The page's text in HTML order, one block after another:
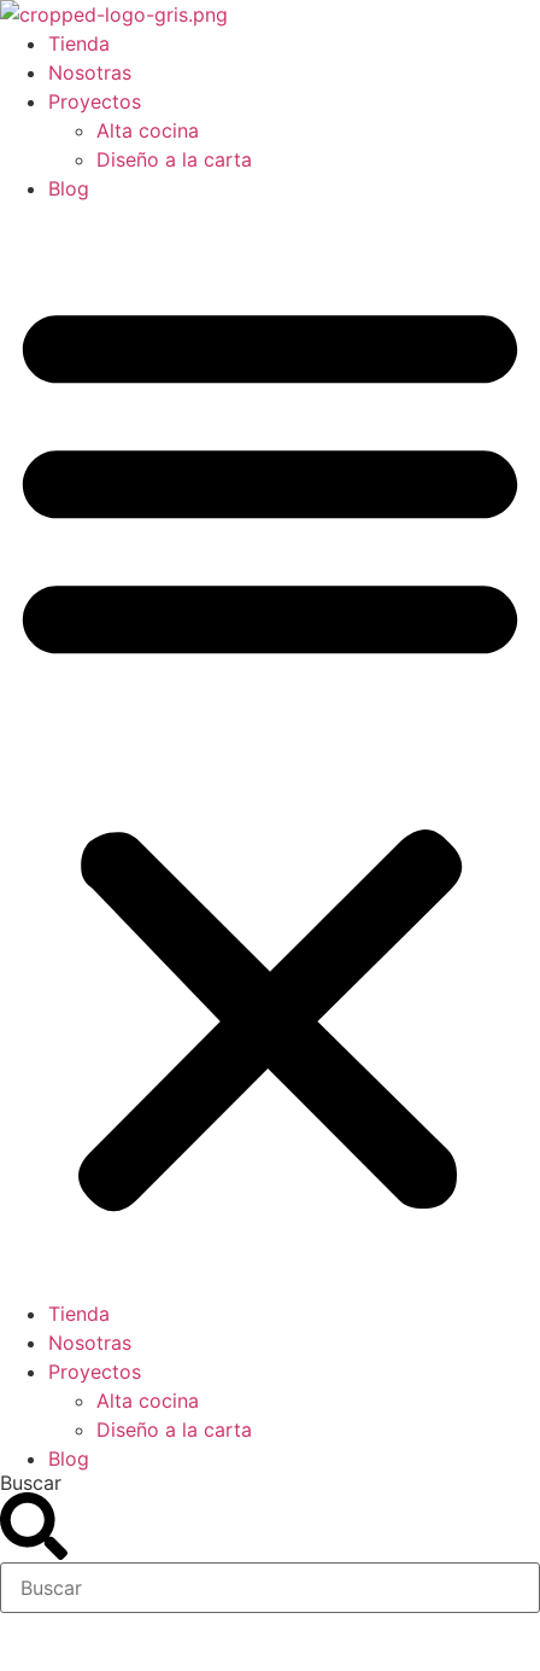
Ir
contenido
Tienda
Nosotras
Proyectos
Alta cocina
Diseño a la carta
Blog
Tienda
Nosotras
Proyectos
Alta cocina
Diseño a la carta
Blog
Buscar